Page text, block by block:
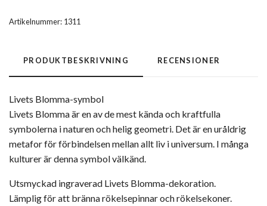
Artikelnummer: 1311
PRODUKTBESKRIVNING RECENSIONER
Livets Blomma-symbol
Livets Blomma är en av de mest kända och kraftfulla
symbolerna i naturen och helig geometri. Det är en uråldrig
metafor för förbindelsen mellan allt liv i universum. I många
kulturer är denna symbol välkänd.
Utsmyckad ingraverad Livets Blomma-dekoration.
Lämplig för att bränna rökelsepinnar och rökelsekoner.